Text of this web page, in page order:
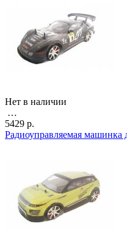
Нет в наличии
…
5429 р.
Радиоуправляемая машинка